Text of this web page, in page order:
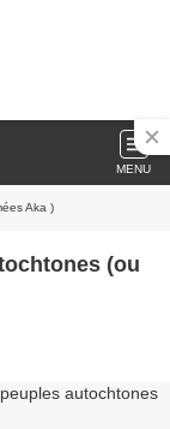
MENU
Aka )
(ou